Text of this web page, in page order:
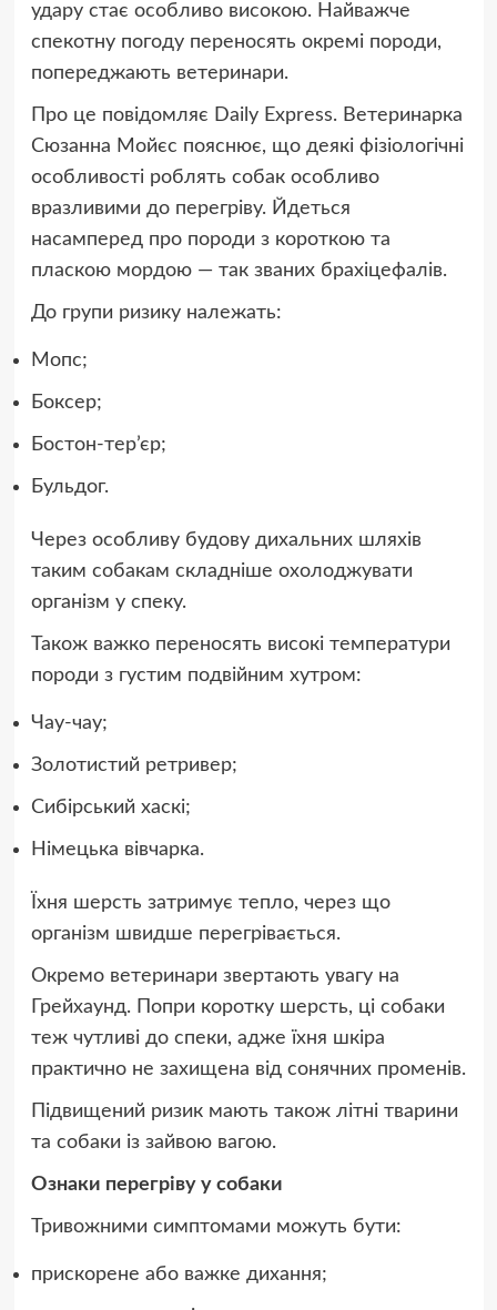
удару стає особливо високою. Найважче
спекотну погоду переносять окремі породи,
попереджають ветеринари.
Про це повідомляє Daily Express. Ветеринарка
Сюзанна Мойєс пояснює, що деякі фізіологічні
особливості роблять собак особливо
вразливими до перегріву. Йдеться
насамперед про породи з короткою та
пласкою мордою — так званих брахіцефалів.
До групи ризику належать:
Мопс;
Боксер;
Бостон-тер’єр;
Бульдог.
Через особливу будову дихальних шляхів
таким собакам складніше охолоджувати
організм у спеку.
Також важко переносять високі температури
породи з густим подвійним хутром:
Чау-чау;
Золотистий ретривер;
Сибірський хаскі;
Німецька вівчарка.
Їхня шерсть затримує тепло, через що
організм швидше перегрівається.
Окремо ветеринари звертають увагу на
Грейхаунд. Попри коротку шерсть, ці собаки
теж чутливі до спеки, адже їхня шкіра
практично не захищена від сонячних променів.
Підвищений ризик мають також літні тварини
та собаки із зайвою вагою.
Ознаки перегріву у собаки
Тривожними симптомами можуть бути:
прискорене або важке дихання;